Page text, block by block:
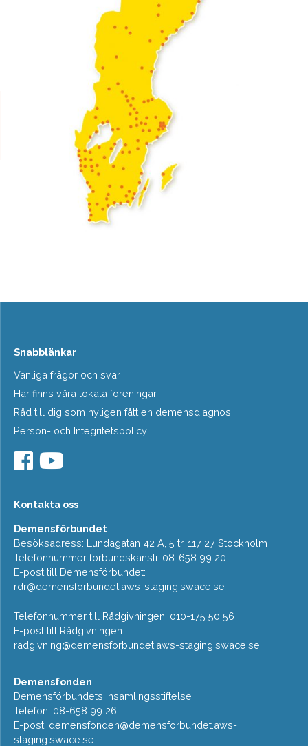
Snabblänkar
Vanliga frågor och svar
Här finns våra lokala föreningar
Råd till dig som nyligen fått en demensdiagnos
Person- och Integritetspolicy
Kontakta oss
Demensförbundet
Besöksadress: Lundagatan 42 A, 5 tr, 117 27 Stockholm
Telefonnummer förbundskansli: 08-658 99 20
E-post till Demensförbundet:
rdr@demensforbundet.aws-staging.swace.se
Telefonnummer till Rådgivningen: 010-175 50 56
E-post till Rådgivningen:
radgivning@demensforbundet.aws-staging.swace.se
Demensfonden
Demensförbundets insamlingsstiftelse
Telefon: 08-658 99 26
E-post: demensfonden@demensforbundet.aws-
staging.swace.se